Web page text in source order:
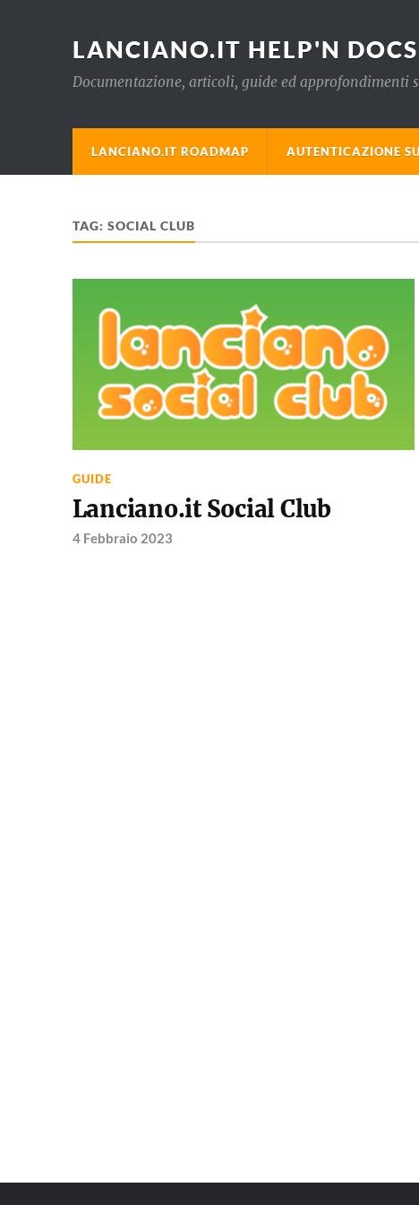
LANCIANO.IT HELP'N DOCS
Documentazione, articoli, guide ed
LANCIANO.IT ROADMAP AUTENTICAZIONE
TAG: SOCIAL CLUB
GUIDE
Lanciano.it Social Club
4 Febbraio 2023